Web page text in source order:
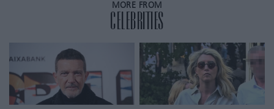
MORE FROM
CELEBRITIES